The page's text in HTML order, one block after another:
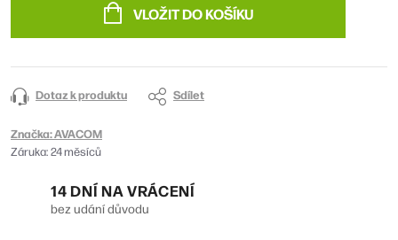
VLOŽIT DO KOŠÍKU
Dotaz k produktu Sdílet
Značka:AVACOM
Záruka:24 měsíců
14 DNÍ NA VRÁCENÍ
bez udání důvodu